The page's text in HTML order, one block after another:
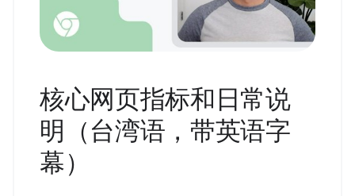
核心网页指标和日常说
明（台湾语，带英语字
幕）